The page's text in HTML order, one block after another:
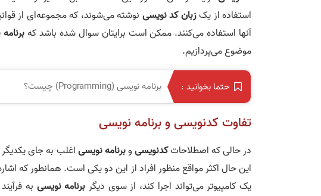
استفاده از یکزبان کد نویسی نوشته می‌شوند، که مجموعه‌ای از
آنها استفاده می‌کنند. ممکن است برایتان سوال شده باشد که
موضوع می‌پردازیم.
حتما بخوانید : برنامه نویسی (Programming) چیست؟
تفاوت کدنویسی و برنامه نویسی
در حالی که اصطلاحاتکدنویسیوبرنامه نویسیاغلب به جای
این حال اکثر مواقع منظور افراد از این دو یکی است. همانطور که
یک کامپیوتر می‌تواند اجرا کند، از سوی دیگر برنامه نویسی به